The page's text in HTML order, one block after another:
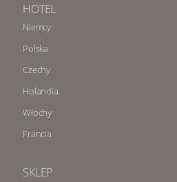
HOTEL
Niemcy
Polska
Czechy
Holandia
Włochy
Francia
SKLEP